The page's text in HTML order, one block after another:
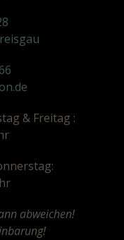
& Freitag :
abweichen!